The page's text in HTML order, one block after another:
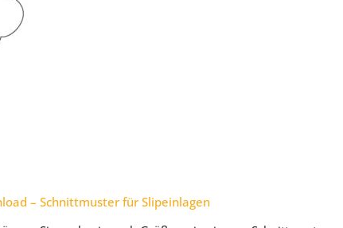
– Schnittmuster für Slipeinlagen